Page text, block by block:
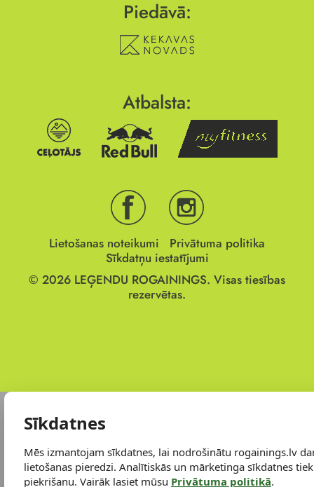
Piedāvā:
Atbalsta:
Lietošanas noteikumi
Privātuma politika
Sīkdatņu iestatījumi
© 2026 LEĢENDU ROGAININGS. Visas tiesības
rezervētas.
Sīkdatnes
Mēs izmantojam sīkdatnes, lai nodrošinātu rogainings.lv
lietošanas pieredzi. Analītiskās un mārketinga sīkdatnes
piekrišanu. Vairāk lasiet mūsu Privātuma politikā.